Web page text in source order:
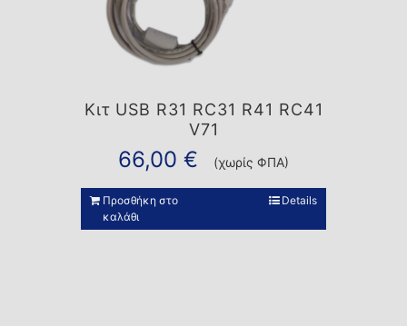
Κιτ USB R31 RC31 R41 RC41
V71
66,00 € (χωρίς ΦΠΑ)
Προσθήκη στο
καλάθι
Details